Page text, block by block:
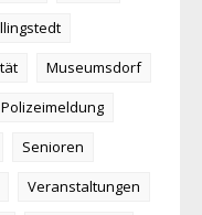
Museumsdorf
Polizeimeldung
Senioren
Veranstaltungen